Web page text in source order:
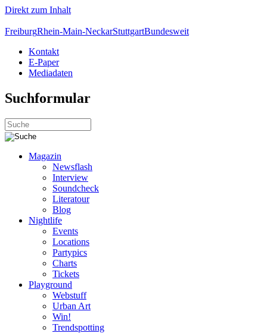
Direkt zum Inhalt
FreiburgRhein-Main-NeckarStuttgartBundesweit
Kontakt
E-Paper
Mediadaten
Suchformular
Magazin
Newsflash
Interview
Soundcheck
Literatour
Blog
Nightlife
Events
Locations
Partypics
Charts
Tickets
Playground
Webstuff
Urban Art
Win!
Trendspotting